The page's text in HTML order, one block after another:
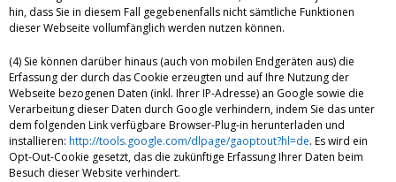
hin, dass Sie in diesem Fall gegebenenfalls nicht sämtliche Funktionen
dieser Webseite vollumfänglich werden nutzen können.
(4) Sie können darüber hinaus (auch von mobilen Endgeräten aus) die
Erfassung der durch das Cookie erzeugten und auf Ihre Nutzung der
Webseite bezogenen Daten (inkl. Ihrer IP-Adresse) an Google sowie die
Verarbeitung dieser Daten durch Google verhindern, indem Sie das unter
dem folgenden Link verfügbare Browser-Plug-in herunterladen und
installieren: http://tools.google.com/dlpage/gaoptout?hl=de. Es wird ein
Opt-Out-Cookie gesetzt, das die zukünftige Erfassung Ihrer Daten beim
Besuch dieser Website verhindert.